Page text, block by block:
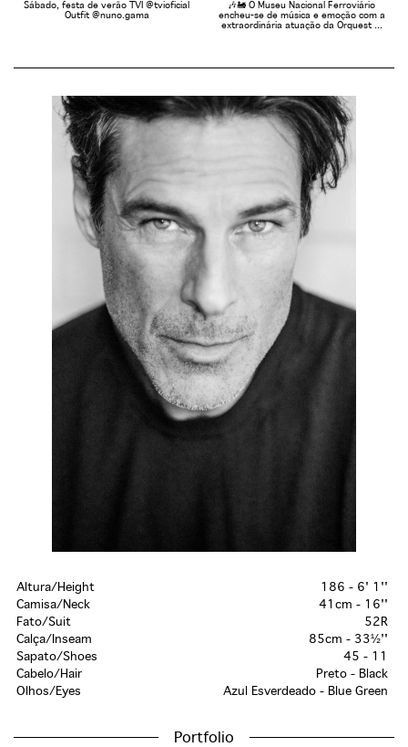
Sábado, festa de verão TVI @tvioficial
Outfit @nuno.gama
🎶🚂 O Museu Nacional Ferroviário
encheu-se de música e emoção com a
extraordinária atuação da Orquest ...
Altura/Height
186 - 6' 1''
Camisa/Neck
41cm - 16''
Fato/Suit
52R
Calça/Inseam
85cm - 33½''
Sapato/Shoes
45 - 11
Cabelo/Hair
Preto - Black
Olhos/Eyes
Azul Esverdeado - Blue Green
Portfolio